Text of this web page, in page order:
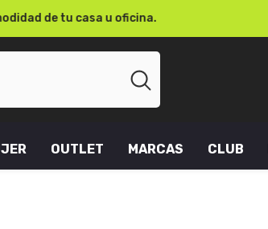
de tu casa u oficina.
OUTLET MARCAS CLUB